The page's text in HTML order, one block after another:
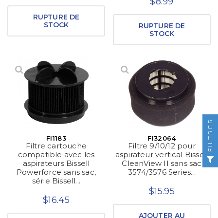
RUPTURE DE
STOCK
RUPTURE DE
STOCK
FI1183
Filtre cartouche
compatible avec les
aspirateurs Bissell
Powerforce sans sac,
série Bissell...
$16.45
FI32064
Filtre 9/10/12 pour
aspirateur vertical Bissell
CleanView II sans sac
3574/3576 Series...
$15.95
AJOUTER AU
FILTRER